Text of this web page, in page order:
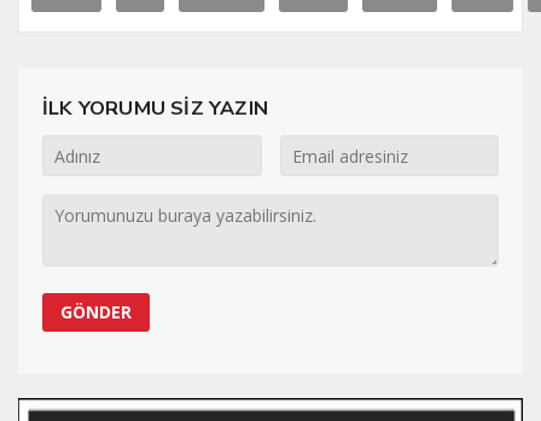
İLK YORUMU SİZ YAZIN